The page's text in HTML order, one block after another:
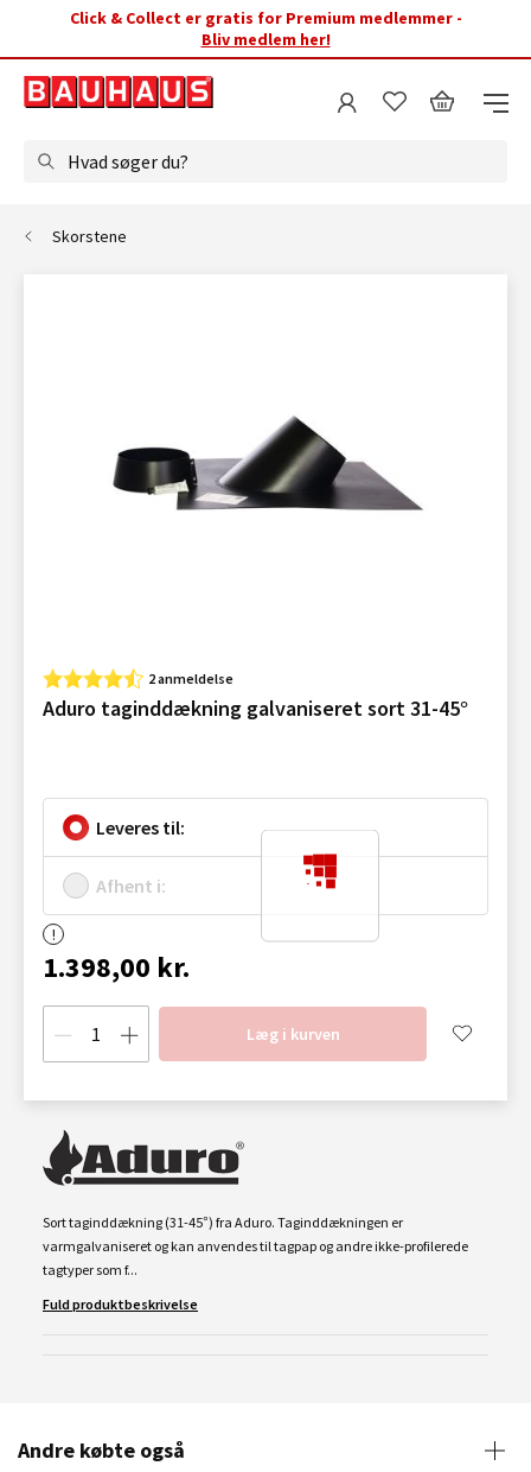
Click & Collect er gratis for Premium medlemmer -
Bliv medlem her!
Hvad søger du?
Skorstene
2 anmeldelse
Aduro taginddækning galvaniseret sort 31-45°
Leveres til:
Afhent i:
1.398,00 kr.
Læg i kurven
Sort taginddækning (31-45°) fra Aduro. Taginddækningen er
varmgalvaniseret og kan anvendes til tagpap og andre ikke-profilerede
tagtyper som f...
Fuld produktbeskrivelse
Andre købte også